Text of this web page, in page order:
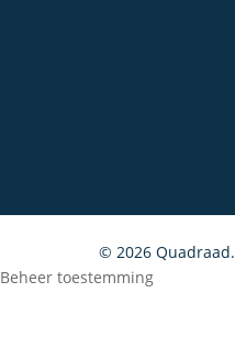
© 2026 Quadraad.
Beheer toestemming